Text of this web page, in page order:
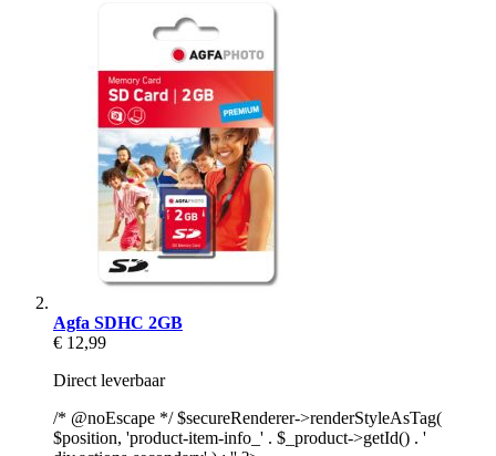
Agfa SDHC 2GB
€ 12,99
Direct leverbaar
/* @noEscape */ $secureRenderer->renderStyleAsTag(
$position, 'product-item-info_' . $_product->getId() . '